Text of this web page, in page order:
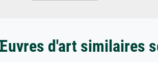
d'art similaires